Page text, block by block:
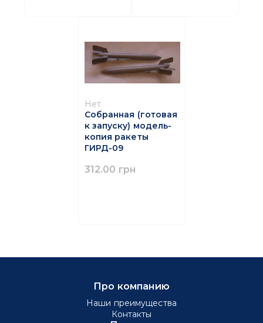
Нет
Собранная (готовая
к запуску) модель-
копия ракеты
ГИРД-09
312.00 грн
Про компанию
Наши преимущества
Контакты